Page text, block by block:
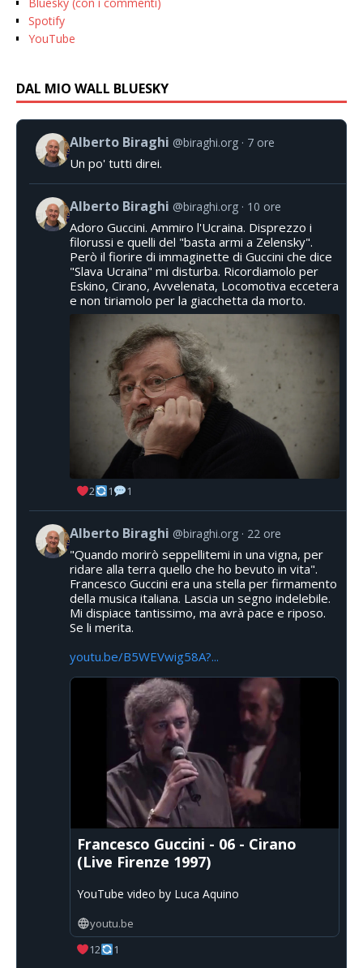
Bluesky (con i commenti)
Spotify
YouTube
DAL MIO WALL BLUESKY
Alberto Biraghi @biraghi.org 7 ore
Un po' tutti direi.
Alberto Biraghi @biraghi.org 10 ore
Adoro Guccini. Ammiro l'Ucraina. Disprezzo i
filorussi e quelli del "basta armi a Zelensky".
Però il fiorire di immaginette di Guccini che dice
"Slava Ucraina" mi disturba. Ricordiamolo per
Eskino, Cirano, Avvelenata, Locomotiva eccetera
e non tiriamolo per la giacchetta da morto.
2 1 1
Alberto Biraghi @biraghi.org 22 ore
"Quando morirò seppellitemi in una vigna, per
ridare alla terra quello che ho bevuto in vita".
Francesco Guccini era una stella per firmamento
della musica italiana. Lascia un segno indelebile.
Mi dispiace tantissimo, ma avrà pace e riposo.
Se li merita.
youtu.be/B5WEVwig58A?...
Francesco Guccini - 06 - Cirano
(Live Firenze 1997)
YouTube video by Luca Aquino
youtu.be
12
1